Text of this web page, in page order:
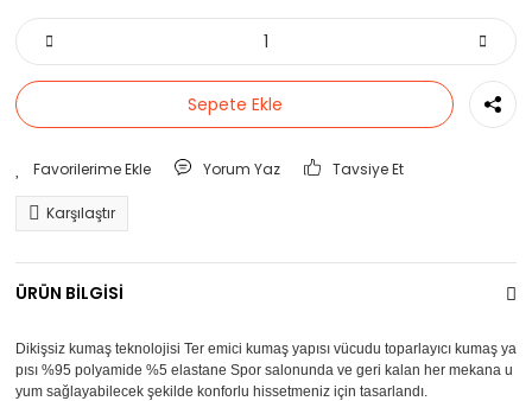
Sepete Ekle
Yorum Yaz Tavsiye Et
Karşılaştır
ÜRÜN BİLGİSİ
Dikişsiz kumaş teknolojisi Ter emici kumaş yapısı vücudu toparlayıcı kumaş ya
pısı %95 polyamide %5 elastane Spor salonunda ve geri kalan her mekana u
yum sağlayabilecek şekilde konforlu hissetmeniz için tasarlandı.